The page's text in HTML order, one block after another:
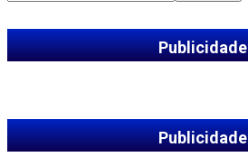
Publicidade
Publicidade